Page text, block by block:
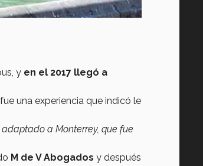
y en el 2017 llegó a
fue una experiencia que indicó le
a Monterrey, que fue
M de V Abogados y después